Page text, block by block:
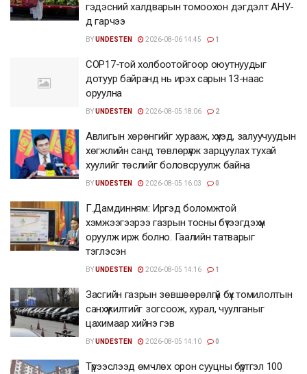
гэдэсний халдварын томоохон дэгдэлт АНУ-
д гарчээ
BYUNDESTEN 2026-08-06 14:45 1
COP17-той холбоотойгоор оюутнуудыг
дотуур байранд нь ирэх сарын 13-наас
оруулна
BYUNDESTEN 2026-08-05 18:06 2
Авлигын хөрөнгийг хурааж, хүүхэд, залуучуудын
хөгжлийн санд төвлөрүүлж зарцуулах тухай
хуулийг төслийг боловсруулж байна
BYUNDESTEN 2026-08-05 16:03 0
Г.Дамдинням: Иргэд боломжтой
хэмжээгээрээ газрын тосны бүтээгдэхүүн
оруулж ирж болно. Гаалийн татварыг
тэглэсэн
BYUNDESTEN 2026-08-05 14:16 1
Засгийн газрын зөвшөөрөлгүй бүх томилолтын
санхүүжилтийг зогсоож, хурал, чуулганыг
цахимаар хийнэ гэв
BYUNDESTEN 2026-08-05 14:10 0
Түрээслээд өмчлөх орон сууцны бүртгэл 100